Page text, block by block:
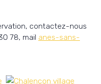
contactez-nous
78, mail anes-sans-